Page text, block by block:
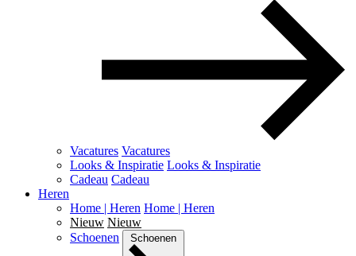
Vacatures Vacatures
Looks & Inspiratie Looks & Inspiratie
Cadeau Cadeau
Heren
Home | Heren Home | Heren
Nieuw Nieuw
Schoenen
Schoenen